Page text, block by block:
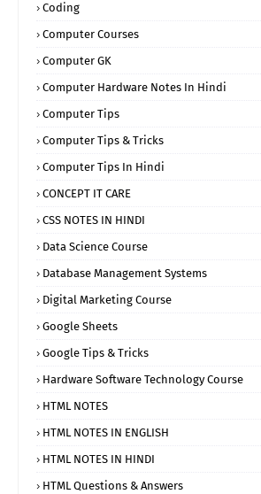
Coding
Computer Courses
Computer GK
Computer Hardware Notes In Hindi
Computer Tips
Computer Tips & Tricks
Computer Tips In Hindi
CONCEPT IT CARE
CSS NOTES IN HINDI
Data Science Course
Database Management Systems
Digital Marketing Course
Google Sheets
Google Tips & Tricks
Hardware Software Technology Course
HTML NOTES
HTML NOTES IN ENGLISH
HTML NOTES IN HINDI
HTML Questions & Answers